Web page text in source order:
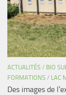
ACTUALITÉS / BIO
FORMATIONS / LAC
Des images de